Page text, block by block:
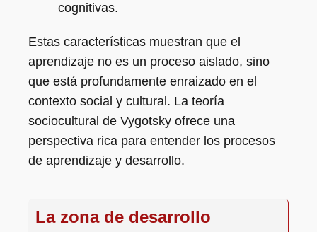
cognitivas.
Estas características muestran que el
aprendizaje no es un proceso aislado, sino
que está profundamente enraizado en el
contexto social y cultural. La teoría
sociocultural de Vygotsky ofrece una
perspectiva rica para entender los procesos
de aprendizaje y desarrollo.
La zona de desarrollo